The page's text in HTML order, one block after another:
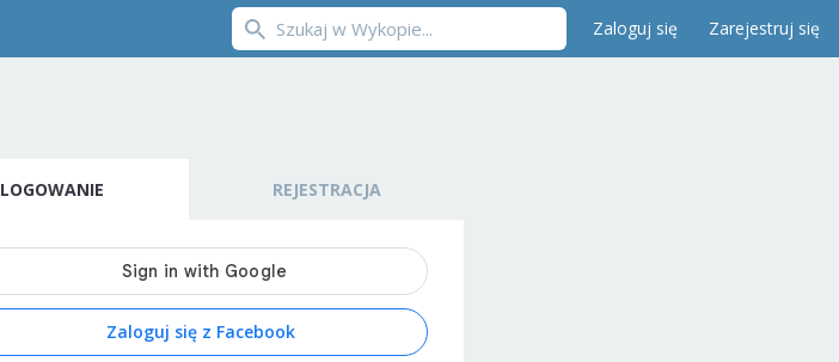
Zaloguj się Zarejestruj się
LOGOWANIE REJESTRACJA
Zaloguj się z Facebook